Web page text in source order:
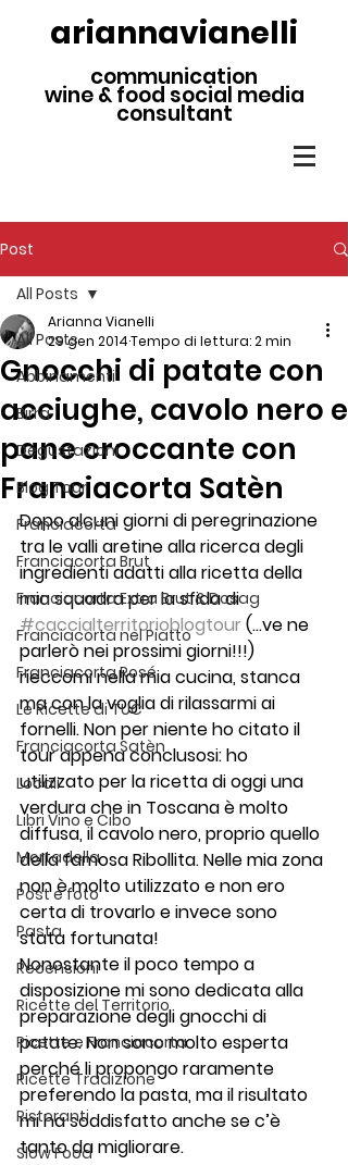
ariannavianelli
communication
wine & food social media
consultant
Post
All Posts
Abbinamenti
Birra
Degustazioni
Blog Tour
Franciacorta
Franciacorta Brut
Franciacorta Extra Brut & Dosag
Franciacorta nel Piatto
Franciacorta Rosé
Le Ricette di TUC
Franciacorta Satèn
Locali
Libri Vino e Cibo
Mortadella
Post e foto
Pasta
Recensioni
Ricette del Territorio
Ricette e Franciacorta
Ricette Tradizione
Ristoranti
Slow Food
All Posts
Gnocchi di patate con
acciughe, cavolo nero e
pane croccante con
Franciacorta Satèn
Arianna Vianelli
29 gen 2014Tempo di lettura: 2 min
Dopo alcuni giorni di peregrinazione
tra le valli aretine alla ricerca degli
ingredienti adatti alla ricetta della
mia squadra per la sfida di
#caccialterritorioblogtour (…ve ne
parlerò nei prossimi giorni!!!)
rieccomi nella mia cucina, stanca
ma con la voglia di rilassarmi ai
fornelli. Non per niente ho citato il
tour appena conclusosi: ho
utilizzato per la ricetta di oggi una
verdura che in Toscana è molto
diffusa, il cavolo nero, proprio quello
della famosa Ribollita. Nelle mia zona
non è molto utilizzato e non ero
certa di trovarlo e invece sono
stata fortunata!
Nonostante il poco tempo a
disposizione mi sono dedicata alla
preparazione degli gnocchi di
patate. Non sono molto esperta
perché li propongo raramente
preferendo la pasta, ma il risultato
mi ha soddisfatto anche se c’è
tanto da migliorare.